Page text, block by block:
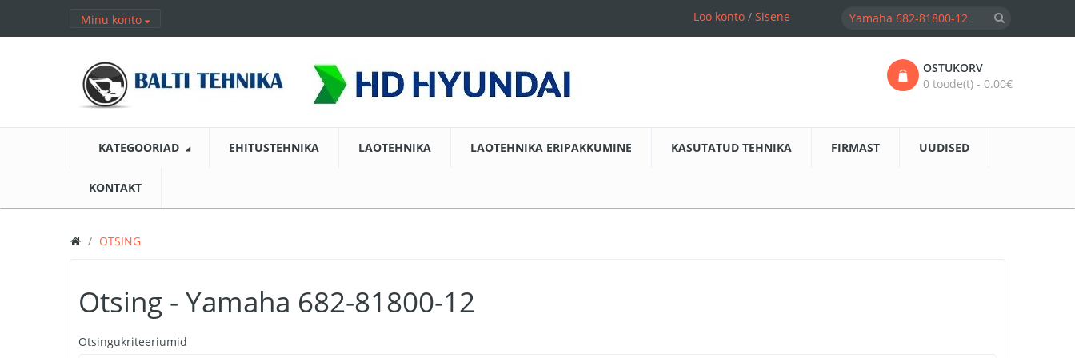
Minu konto Loo konto/ Sisene
OSTUKORV
0 toode(t) - 0.00€
KATEGOORIAD EHITUSTEHNIKA LAOTEHNIKA LAOTEHNIKA ERIPAKKUMINE KASUTATUD TEHNIKA FIRMAST UUDISED
KONTAKT
OTSING
Otsing - Yamaha 682-81800-12
Otsingukriteeriumid